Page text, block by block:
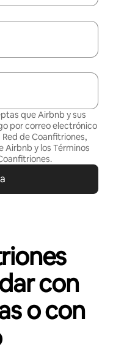
que Airbnb y sus
por correo electrónico
de Coanfitriones,
Airbnb y los Términos
.
con
o con